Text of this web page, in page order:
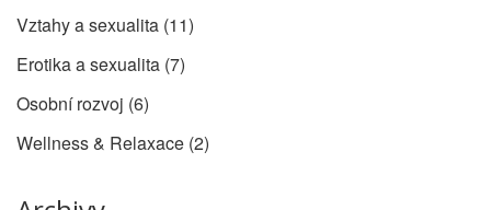
Vztahy a sexualita (11)
Erotika a sexualita (7)
Osobní rozvoj (6)
Wellness & Relaxace (2)